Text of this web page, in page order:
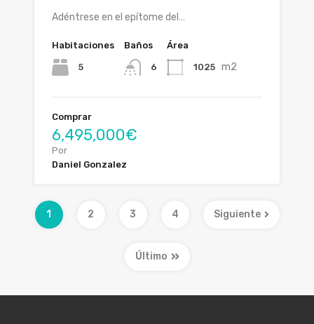
Adéntrese en el epítome del…
Habitaciones
5
Baños
6
Área
1025 m2
Comprar
6,495,000€
Por
Daniel Gonzalez
1 2 3 4 Siguiente
Último